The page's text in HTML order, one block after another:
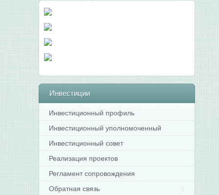
Инвестиции
Инвестиционный профиль
Инвестиционный уполномоченный
Инвестиционный совет
Реализация проектов
Регламент сопровождения
Обратная связь